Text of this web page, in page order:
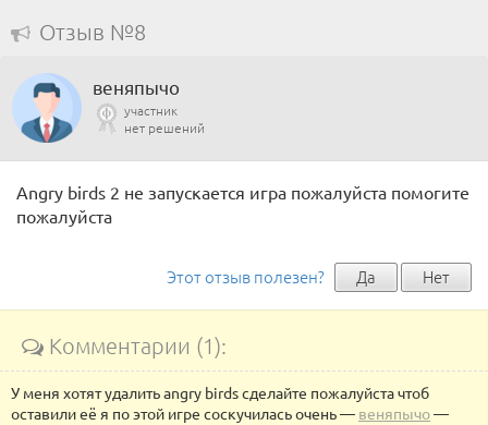
Отзыв №8
веняпычо
участник
нет решений
Angry birds 2 не запускается игра пожалуйста помогите
пожалуйста
Этот отзыв полезен? Да Нет
Комментарии (1):
У меня хотят удалить angry birds сделайте пожалуйста чтоб
оставили её я по этой игре соскучилась очень— веняпычо—